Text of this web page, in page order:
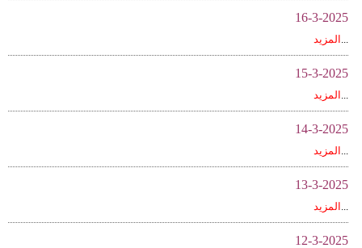
16-3-2025
... المزيد
15-3-2025
... المزيد
14-3-2025
... المزيد
13-3-2025
... المزيد
12-3-2025